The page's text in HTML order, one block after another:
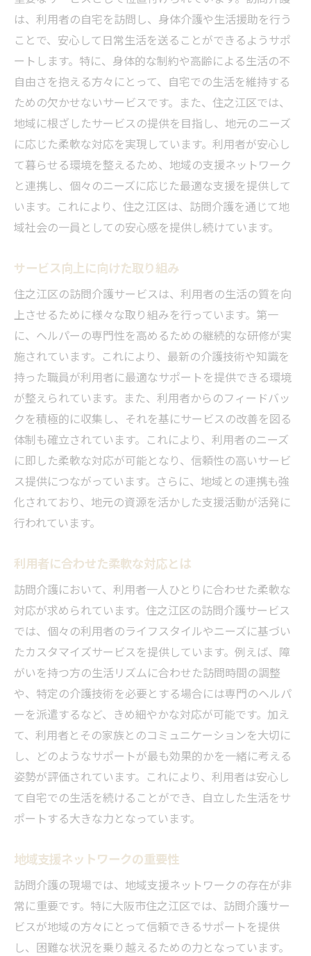
は、利用者の自宅を訪問し、身体介護や生活援助を行う
ことで、安心して日常生活を送ることができるようサポ
ートします。特に、身体的な制約や高齢による生活の不
自由さを抱える方々にとって、自宅での生活を維持する
ための欠かせないサービスです。また、住之江区では、
地域に根ざしたサービスの提供を目指し、地元のニーズ
に応じた柔軟な対応を実現しています。利用者が安心し
て暮らせる環境を整えるため、地域の支援ネットワーク
と連携し、個々のニーズに応じた最適な支援を提供して
います。これにより、住之江区は、訪問介護を通じて地
域社会の一員としての安心感を提供し続けています。
サービス向上に向けた取り組み
住之江区の訪問介護サービスは、利用者の生活の質を向
上させるために様々な取り組みを行っています。第一
に、ヘルパーの専門性を高めるための継続的な研修が実
施されています。これにより、最新の介護技術や知識を
持った職員が利用者に最適なサポートを提供できる環境
が整えられています。また、利用者からのフィードバッ
クを積極的に収集し、それを基にサービスの改善を図る
体制も確立されています。これにより、利用者のニーズ
に即した柔軟な対応が可能となり、信頼性の高いサービ
ス提供につながっています。さらに、地域との連携も強
化されており、地元の資源を活かした支援活動が活発に
行われています。
利用者に合わせた柔軟な対応とは
訪問介護において、利用者一人ひとりに合わせた柔軟な
対応が求められています。住之江区の訪問介護サービス
では、個々の利用者のライフスタイルやニーズに基づい
たカスタマイズサービスを提供しています。例えば、障
がいを持つ方の生活リズムに合わせた訪問時間の調整
や、特定の介護技術を必要とする場合には専門のヘルパ
ーを派遣するなど、きめ細やかな対応が可能です。加え
て、利用者とその家族とのコミュニケーションを大切に
し、どのようなサポートが最も効果的かを一緒に考える
姿勢が評価されています。これにより、利用者は安心し
て自宅での生活を続けることができ、自立した生活をサ
ポートする大きな力となっています。
地域支援ネットワークの重要性
訪問介護の現場では、地域支援ネットワークの存在が非
常に重要です。特に大阪市住之江区では、訪問介護サー
ビスが地域の方々にとって信頼できるサポートを提供
し、困難な状況を乗り越えるための力となっています。